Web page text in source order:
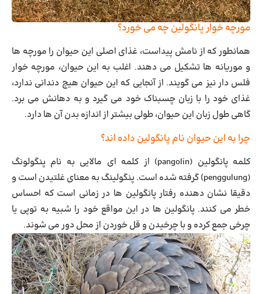
مورچه خوار پانگولین چه می خورد؟
همانطور که از نامش پیداست، غذای اصلی این حیوان را مورچه ها
و موریانه ها تشکیل می دهند. اغلب به این حیوان، مورچه خوار
فلس دار نیز می گویند. از آنجایی که این حیوان هیچ دندانی ندارد،
غذای خود را با زبان چسبناک خود می گیرد و به دهانش می برد.
گاهی طول زبان این حیوان، طولی بیشتر از اندازه بدن آن ها دارد.
چرا به این حیوان نام پانگولین داده اند؟
کلمه پانگولین (pangolin) از کلمه ای مالایی به نام پنگولونگ
(penggulung) گرفته شده است. پنگولینگ به معنای غلتیدن است و
دقیقا نشان دهنده رفتار پانگولین ها در زمانی است که احساس
خطر می کنند. پانگولین ها در این مواقع خود را شبیه به توپی یا
چرخی جمع کرده و با چرخیدن و قل خوردن از محل دور می شوند.